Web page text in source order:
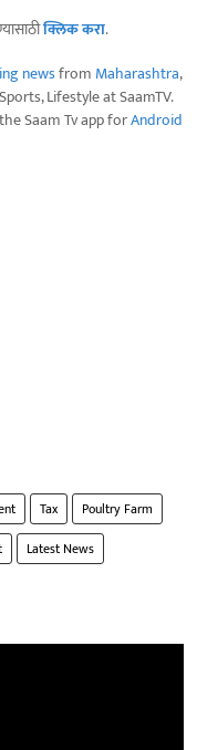
क्लिक करा.
newsfrom Maharashtra,
Lifestyle at SaamTV.
Saam Tv app forAndroid
Tax
Poultry Farm
Latest News